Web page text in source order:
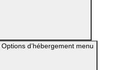
Options d’hébergement menu